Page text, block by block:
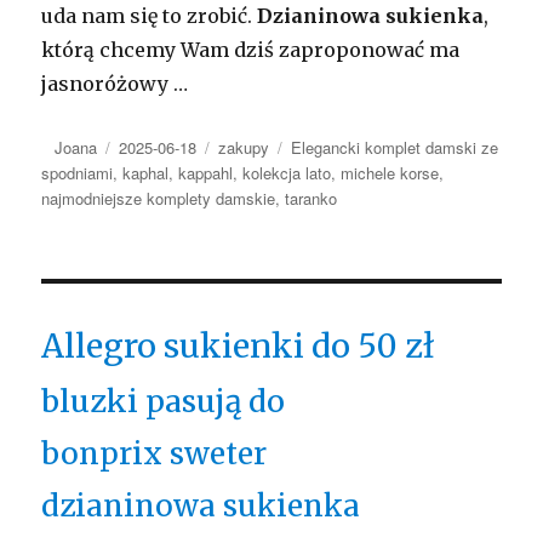
uda nam się to zrobić.Dzianinowa sukienka,
którą chcemy Wam dziś zaproponować ma
jasnoróżowy …
Autor
Joana Opublikowano
2025-06-18 Kategorie
zakupy Tagi
Elegancki komplet damski ze
spodniami,kaphal,kappahl,kolekcja lato, michele korse,
najmodniejsze komplety damskie,taranko
Allegro sukienki do 50 zł
bluzki pasują do
bonprix sweter
dzianinowa sukienka